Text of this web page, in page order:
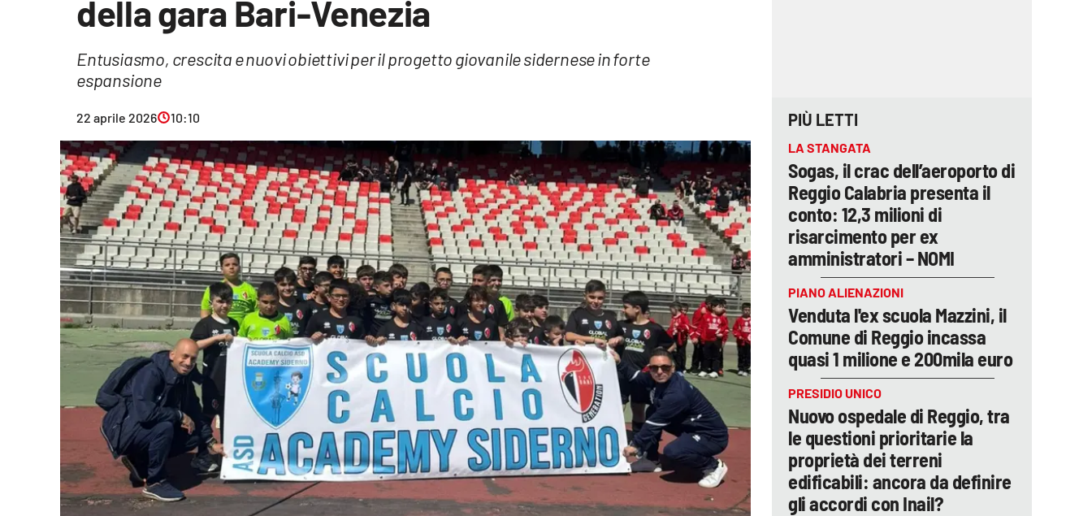
Streaming
Lac Network
della gara Bari-Venezia
Entusiasmo, crescita e nuovi obiettivi per il progetto giovanile sidernese in forte
espansione
22 aprile 2026 10:10 PIÙ LETTI
LA STANGATA
Sogas, il crac dell’aeroporto di
Reggio Calabria presenta il
conto: 12,3 milioni di
risarcimento per ex
amministratori – NOMI
PIANO ALIENAZIONI
Venduta l'ex scuola Mazzini, il
Comune di Reggio incassa
quasi 1 milione e 200mila euro
PRESIDIO UNICO
Nuovo ospedale di Reggio, tra
le questioni prioritarie la
proprietà dei terreni
edificabili: ancora da definire
gli accordi con Inail?